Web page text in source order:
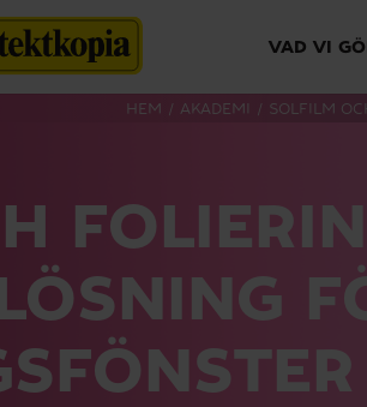
VAD VI
HEM / AKADEMI / SOLFILM